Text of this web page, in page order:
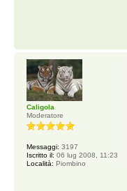
Caligola
Moderatore
Messaggi: 3197
Iscritto il: 06 lug 2008, 11:23
Località: Piombino